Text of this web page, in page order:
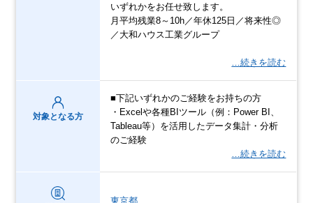
いずれかをお任せ致します。
月平均残業8～10h／年休125日／将来性◎
／大和ハウス工業グループ
…続きを読む
対象となる方
■下記いずれかのご経験をお持ちの方
・Excelや各種BIツール（例：Power BI、
Tableau等）を活用したデータ集計・分析
のご経験
…続きを読む
東京都